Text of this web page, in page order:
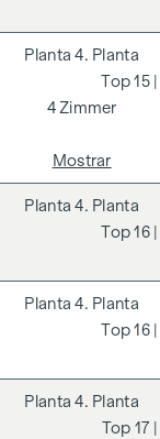
15
4. Planta
4Zimmer
Mostrar
16
4. Planta
16
4. Planta
17
4. Planta